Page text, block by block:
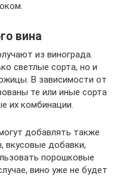
вина
из винограда.
светлые сорта, но и
В зависимости от
те или иные сорта
их комбинации.
добавлять также
вкусовые добавки,
порошковые
вино уже не будет